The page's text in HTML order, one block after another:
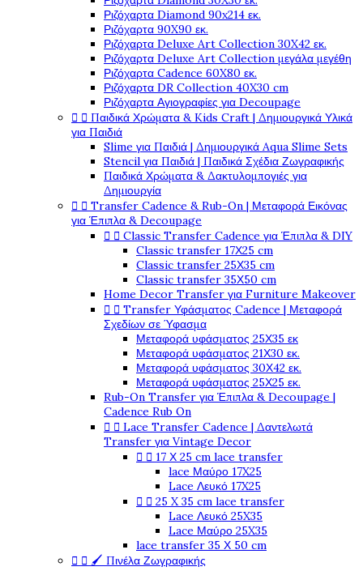
Ριζόχαρτα Diamond 90x214 εκ.
Ριζόχαρτα 90X90 εκ.
Ριζόχαρτα Deluxe Art Collection 30X42 εκ.
Ριζόχαρτα Deluxe Art Collection μεγάλα μεγέθη
Ριζόχαρτα Cadence 60X80 εκ.
Ριζόχαρτα DR Collection 40X30 cm
Ριζόχαρτα Αγιογραφίες για Decoupage
  Παιδικά Χρώματα & Kids Craft | Δημιουργικά Υλικά
για Παιδιά
Slime για Παιδιά | Δημιουργικά Aqua Slime Sets
Stencil για Παιδιά | Παιδικά Σχέδια Ζωγραφικής
Παιδικά Χρώματα & Δακτυλομπογιές για
Δημιουργία
  Transfer Cadence & Rub-On | Μεταφορά Εικόνας
για Έπιπλα & Decoupage
  Classic Transfer Cadence για Έπιπλα & DIY
Classic transfer 17Χ25 cm
Classic transfer 25Χ35 cm
Classic transfer 35Χ50 cm
Home Decor Transfer για Furniture Makeover
  Transfer Υφάσματος Cadence | Μεταφορά
Σχεδίων σε Ύφασμα
Μεταφορά υφάσματος 25Χ35 εκ
Μεταφορά υφάσματος 21Χ30 εκ.
Μεταφορά υφάσματος 30Χ42 εκ.
Μεταφορά υφάσματος 25Χ25 εκ.
Rub-On Transfer για Έπιπλα & Decoupage |
Cadence Rub On
  Lace Transfer Cadence | Δαντελωτά
Transfer για Vintage Decor
  17 Χ 25 cm lace transfer
lace Μαύρο 17X25
Lace Λευκό 17X25
  25 X 35 cm lace transfer
Lace Λευκό 25X35
Lace Μαύρο 25X35
lace transfer 35 Χ 50 cm
  🖌️ Πινέλα Ζωγραφικής